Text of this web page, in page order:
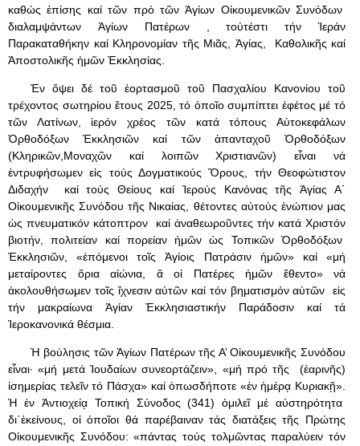
καθώς ἐπίσης καί τῶν πρό τῶν Ἁγίων Οἰκουμενικῶν Συνόδων
διαλαμψάντων Ἁγίων Πατέρων , τοὐτέστι τήν Ἱεράν
Παρακαταθήκην καί Κληρονομίαν τῆς Μιᾶς, Ἁγίας, Καθολικῆς καί
Ἀποστολικῆς ἡμῶν Ἐκκλησίας.
Ἐν ὄψει δέ τοῦ ἑορτασμοῦ τοῦ Πασχαλίου Κανονίου τοῦ
τρέχοντος σωτηρίου ἔτους 2025, τό ὁποῖο συμπίπτει ἐφέτος μέ τό
τῶν Λατίνων, ἱερόν χρέος τῶν κατά τόπους Αὐτοκεφάλων
Ὀρθοδόξων Ἐκκλησιῶν καί τῶν ἁπανταχοῦ Ὀρθοδόξων
(Κληρικῶν,Μοναχῶν καί λοιπῶν Χριστιανῶν) εἶναι νά
ἐντρυφήσωμεν εἰς τούς Δογματικούς Ὅρους, τήν Θεοφώτιστον
Διδαχήν καί τούς Θείους καί Ἱερούς Κανόνας τῆς Ἁγίας Α΄
Οἰκουμενικῆς Συνόδου τῆς Νικαίας, θέτοντες αὐτούς ἐνώπιον μας
ὡς πνευματικόν κάτοπτρον καί ἀναθεωροῦντες τήν κατά Χριστόν
βιοτήν, πολιτείαν καί πορείαν ἡμῶν ὡς Τοπικῶν Ὀρθοδόξων
Ἐκκλησιῶν, «ἑπόμενοι τοῖς Ἁγίοις Πατράσιν ἡμῶν» καί «μή
μεταίροντες ὅρια αἰώνια, ἅ οἱ Πατέρες ἡμῶν ἔθεντο» νά
ἀκολουθήσωμεν τοῖς ἴχνεσιν αὐτῶν καί τόν βηματισμόν αὐτῶν εἰς
τήν μακραίωνα Ἁγίαν Ἐκκλησιαστικήν Παράδοσιν καί τά
Ἱεροκανονικά θέσμια.
Ἡ βούλησις τῶν Ἁγίων Πατέρων τῆς Α’ Οἰκουμενικῆς Συνόδου
εἶναι· «μή μετά Ἰουδαίων συνεορτάζειν», «μή πρό τῆς (ἐαρινῆς)
ἰσημερίας τελεῖν τό Πάσχα» καί ὁπωσδήποτε «ἐν ἡμέρᾳ Κυριακῇ».
Ἡ ἐν Ἀντιοχείᾳ Τοπική Σύνοδος (341) ὁμιλεῖ μέ αὐστηρότητα
δι΄ἐκείνους, οἱ ὁποῖοι θά παρέβαιναν τάς διατάξεις τῆς Πρώτης
Οἰκουμενικῆς Συνόδου: «πάντας τούς τολμῶντας παραλύειν τόν